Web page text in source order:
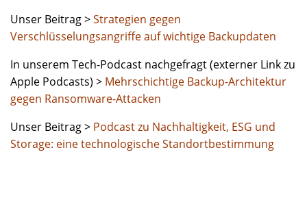
Unser Beitrag >Strategien gegen
Verschlüsselungsangriffe auf wichtige Backupdaten
In unserem Tech-Podcast nachgefragt (externer Link zu
Apple Podcasts) > Mehrschichtige Backup-Architektur
gegen Ransomware-Attacken
Unser Beitrag > Podcast zu Nachhaltigkeit, ESG und
Storage: eine technologische Standortbestimmung